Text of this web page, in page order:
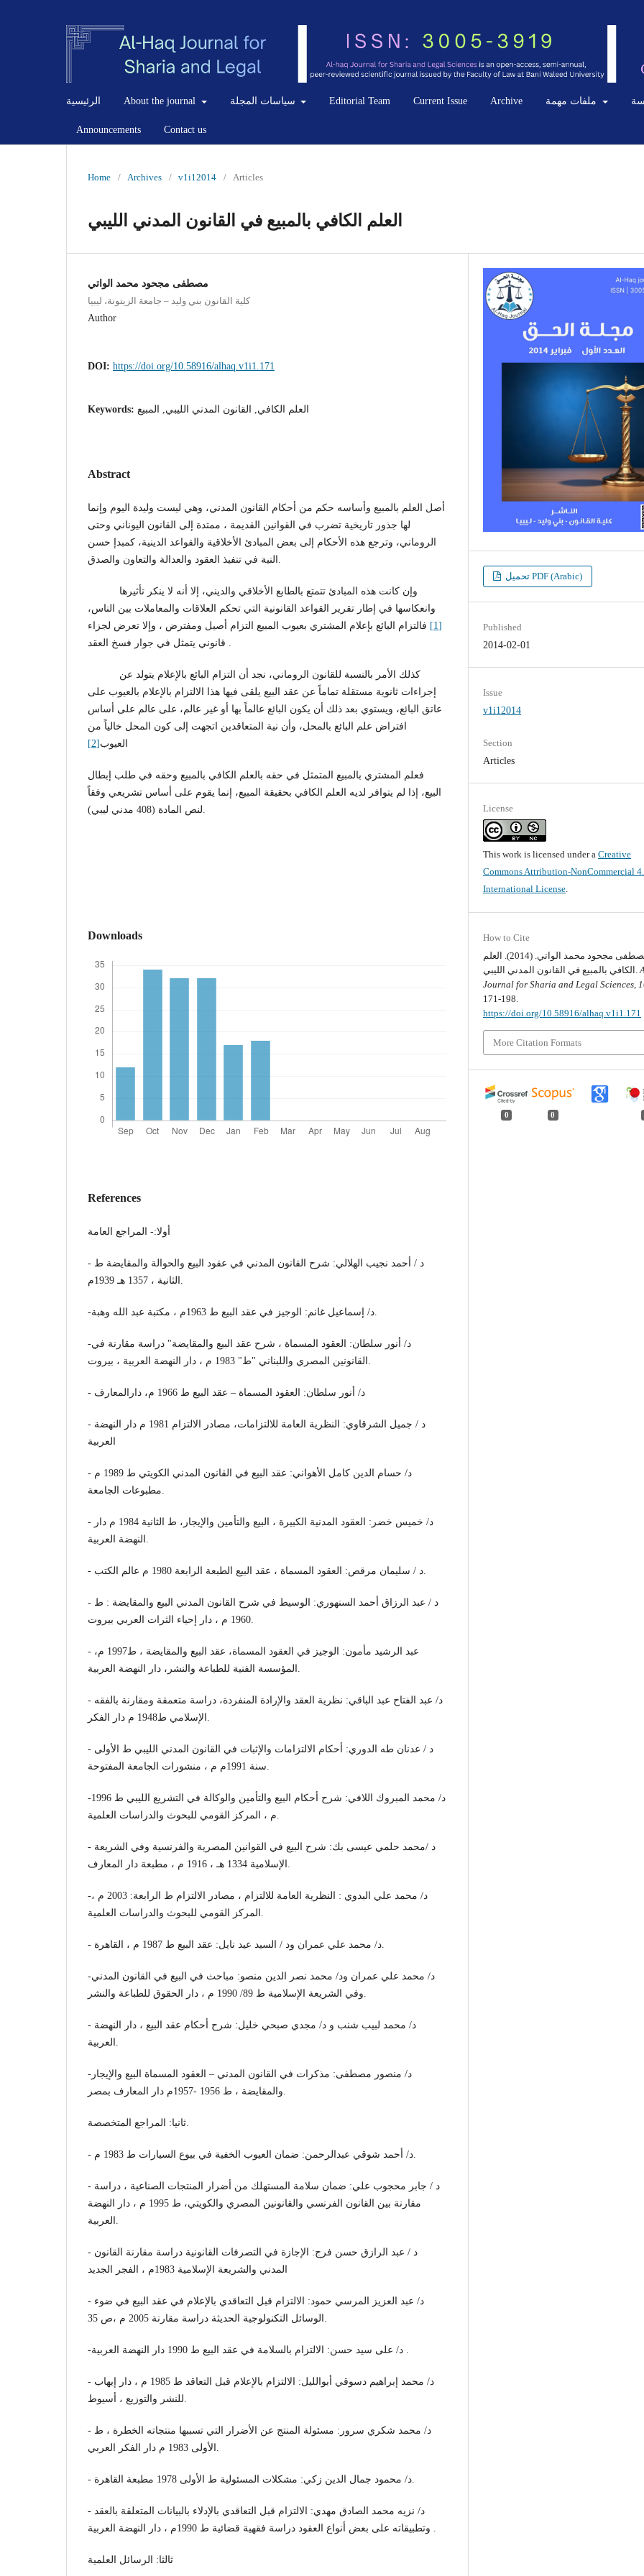
الرئيسية About the journal Editorial Team Current Issue Archive
Announcements Contact us
Home / Archives / v1i12014 / Articles
العلم الكافي بالمبيع في القانون المدني الليبي
مصطفى مجحود محمد الواتي
كلية القانون بني وليد – جامعة الزيتونة، ليبيا
Author
DOI: https://doi.org/10.58916/alhaq.v1i1.171
Keywords: العلم الكافي, القانون المدني الليبي, المبيع
Abstract
أصل العلم بالمبيع وأساسه حكم من أحكام القانون المدني، وهي ليست وليدة اليوم وإنما
لها جذور تاريخية تضرب في القوانين القديمة ، ممتدة إلى القانون اليوناني وحتى
الروماني، وترجع هذه الأحكام إلى بعض المبادئ الأخلاقية والقواعد الدينية، كمبدإ حسن
وانعكاسها في إطار تقرير القواعد القانونية التي تحكم العلاقات والمعاملات بين الناس،
[1]
فالتزام البائع بإعلام المشتري بعيوب المبيع التزام أصيل ومفترض ، وإلا تعرض لجزاء
إجراءات ثانوية مستقلة تماماً عن عقد البيع يلقى فيها هذا الالتزام بالإعلام بالعيوب على
عاتق البائع، ويستوي بعد ذلك أن يكون البائع عالماً بها أو غير عالم، على عالم على أساس
افتراض علم البائع بالمحل، وأن نية المتعاقدين اتجهت إلى كون المحل خالياً من
العيوب [2]
فعلم المشتري بالمبيع المتمثل في حقه بالعلم الكافي بالمبيع وحقه في طلب إبطال
البيع، إذا لم يتوافر لديه العلم الكافي بحقيقة المبيع، إنما يقوم على أساس تشريعي وفقاً
Downloads
References
أولا:- المراجع العامة
- د / أحمد نجيب الهلالي: شرح القانون المدني في عقود البيع والحوالة والمقايضة ط
-د/ أنور سلطان: العقود المسماة ، شرح عقد البيع والمقايضة" دراسة مقارنة في
- د/ أنور سلطان: العقود المسماة – عقد البيع ط 1966 م، دارالمعارف
- د / جميل الشرقاوي: النظرية العامة للالتزامات، مصادر الالتزام 1981 م دار النهضة
العربية
- د/ حسام الدين كامل الأهواني: عقد البيع في القانون المدني الكويتي ط 1989 م
مطبوعات الجامعة.
- د/ خميس خضر: العقود المدنية الكبيرة ، البيع والتأمين والإيجار، ط الثانية 1984 م دار
النهضة العربية.
- د / سليمان مرقص: العقود المسماة ، عقد البيع الطبعة الرابعة 1980 م عالم الكتب.
- د / عبد الرزاق أحمد السنهوري: الوسيط في شرح القانون المدني البيع والمقايضة : ط
1960 م ، دار إحياء الثرات العربي بيروت.
- عبد الرشيد مأمون: الوجيز في العقود المسماة، عقد البيع والمقايضة ، ط1997 م،
المؤسسة الفنية للطباعة والنشر، دار النهضة العربية.
- د/ عبد الفتاح عبد الباقي: نظرية العقد والإرادة المنفردة، دراسة متعمقة ومقارنة بالفقه
الإسلامي ط1948 م دار الفكر.
- د / عدنان طه الدوري: أحكام الالتزامات والإثبات في القانون المدني الليبي ط الأولى
سنة 1991م م ، منشورات الجامعة المفتوحة.
-د/ محمد المبروك اللافي: شرح أحكام البيع والتأمين والوكالة في التشريع الليبي ط 1996
م ، المركز القومي للبحوث والدراسات العلمية.
- د /محمد حلمي عيسى بك: شرح البيع في القوانين المصرية والفرنسية وفي الشريعة
الإسلامية 1334 هـ ، 1916 م ، مطبعة دار المعارف.
-د/ محمد علي البدوي : النظرية العامة للالتزام ، مصادر الالتزام ط الرابعة: 2003 م ،
المركز القومي للبحوث والدراسات العلمية.
- د/ محمد علي عمران ود / السيد عيد نايل: عقد البيع ط 1987 م ، القاهرة.
-د/ محمد علي عمران ود/ محمد نصر الدين منصو: مباحث في البيع في القانون المدني
وفي الشريعة الإسلامية ط 89/ 1990 م ، دار الحقوق للطباعة والنشر.
- د/ محمد لبيب شنب و د/ مجدي صبحي خليل: شرح أحكام عقد البيع ، دار النهضة
العربية.
-د/ منصور مصطفى: مذكرات في القانون المدني – العقود المسماة البيع والإيجار
والمقايضة ، ط 1956 -1957م دار المعارف بمصر.
ثانيا: المراجع المتخصصة.
- د/ أحمد شوقي عبدالرحمن: ضمان العيوب الخفية في بيوع السيارات ط 1983 م.
- د / جابر محجوب علي: ضمان سلامة المستهلك من أضرار المنتجات الصناعية ، دراسة
مقارنة بين القانون الفرنسي والقانونين المصري والكويتي، ط 1995 م ، دار النهضة
العربية.
- د / عبد الرازق حسن فرج: الإجازة في التصرفات القانونية دراسة مقارنة القانون
المدني والشريعة الإسلامية 1983م ، الفجر الجديد
- د/ عبد العزيز المرسي حمود: الالتزام قبل التعاقدي بالإعلام في عقد البيع في ضوء
الوسائل التكنولوجية الحديثة دراسة مقارنة 2005 م ،ص 35.
-د/ على سيد حسن: الالتزام بالسلامة في عقد البيع ط 1990 دار النهضة العربية .
- د/ محمد إبراهيم دسوقي أبوالليل: الالتزام بالإعلام قبل التعاقد ط 1985 م ، دار إيهاب
للنشر والتوزيع ، أسيوط.
- د/ محمد شكري سرور: مسئولة المنتج عن الأضرار التي تسببها منتجاته الخطرة ، ط
الأولى 1983 م دار الفكر العربي.
- د/ محمود جمال الدين زكي: مشكلات المسئولية ط الأولى 1978 مطبعة القاهرة.
- د/ نزيه محمد الصادق مهدي: الالتزام قبل التعاقدي بالإدلاء بالبيانات المتعلقة بالعقد
وتطبيقاته على بعض أنواع العقود دراسة فقهية قضائية ط 1990م ، دار النهضة العربية .
ثالثا: الرسائل العلمية
تحميل PDF (Arabic)
Published
2014-02-01
Issue
v1i12014
Section
Articles
License
This work is licensed under aCreative
Commons Attribution-NonCommercial
International License.
How to Cite
مصطفى مجحود محمد الواتي. (2014). العلم
الكافي بالمبيع في القانون المدني الليبي.
Journal for Sharia and Legal Sciences,1
171-198.
https://doi.org/10.58916/alhaq.v1i1.171
More Citation Formats
0 0